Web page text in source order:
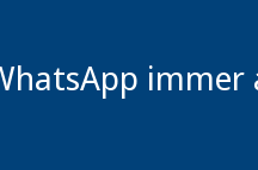
immer